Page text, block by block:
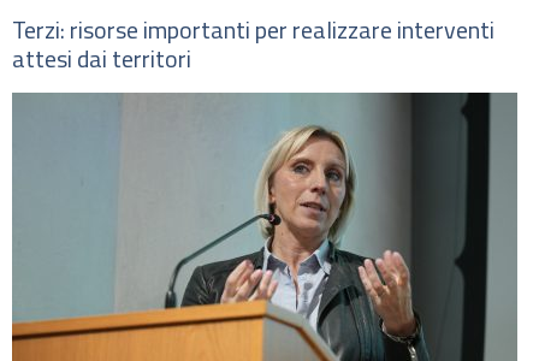
Terzi: risorse importanti per realizzare interventi
attesi dai territori